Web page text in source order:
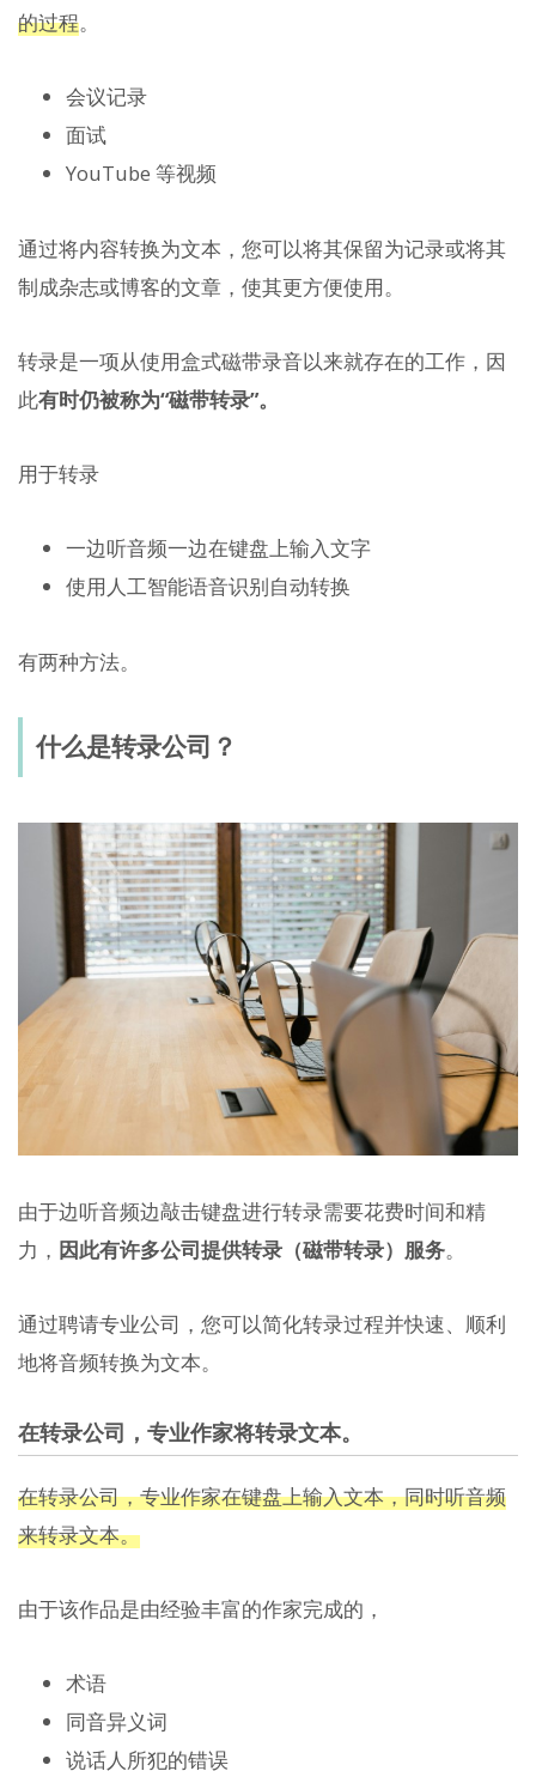
的过程。
会议记录
面试
YouTube 等视频
通过将内容转换为文本，您可以将其保留为记录或将其
制成杂志或博客的文章，使其更方便使用。
转录是一项从使用盒式磁带录音以来就存在的工作，因
此有时仍被称为“磁带转录”。
用于转录
一边听音频一边在键盘上输入文字
使用人工智能语音识别自动转换
有两种方法。
什么是转录公司？
由于边听音频边敲击键盘进行转录需要花费时间和精
力， 因此有许多公司提供转录（磁带转录）服务。
通过聘请专业公司，您可以简化转录过程并快速、顺利
地将音频转换为文本。
在转录公司，专业作家将转录文本。
在转录公司，专业作家在键盘上输入文本，同时听音频
来转录文本。
由于该作品是由经验丰富的作家完成的，
术语
同音异义词
说话人所犯的错误